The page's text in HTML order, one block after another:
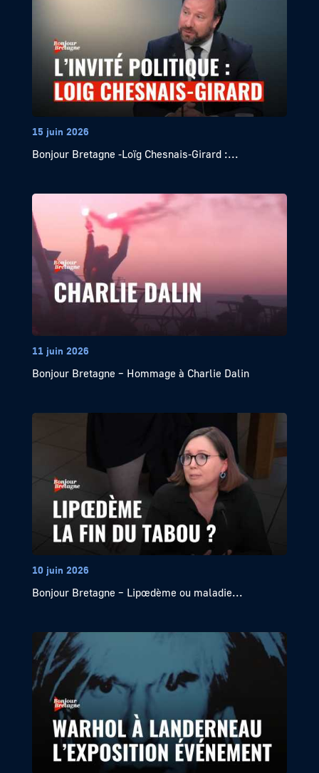
15 juin 2026
Bonjour Bretagne -Loïg Chesnais-Girard :...
11 juin 2026
Bonjour Bretagne – Hommage à Charlie Dalin
10 juin 2026
Bonjour Bretagne – Lipœdème ou maladie...